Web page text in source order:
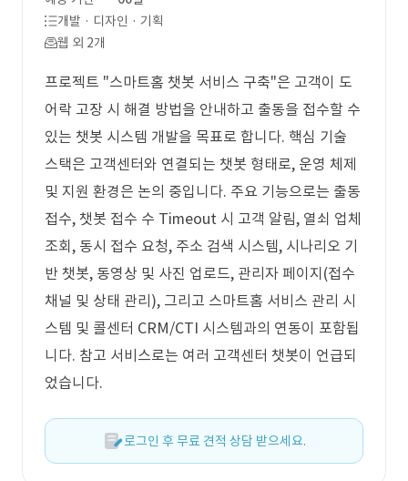
개발 · 디자인 · 기획
웹 외 2개
프로젝트 "스마트홈 챗봇 서비스 구축"은 고객이 도
어락 고장 시 해결 방법을 안내하고 출동을 접수할 수
있는 챗봇 시스템 개발을 목표로 합니다. 핵심 기술
스택은 고객센터와 연결되는 챗봇 형태로, 운영 체제
및 지원 환경은 논의 중입니다. 주요 기능으로는 출동
접수, 챗봇 접수 수 Timeout 시 고객 알림, 열쇠 업체
조회, 동시 접수 요청, 주소 검색 시스템, 시나리오 기
반 챗봇, 동영상 및 사진 업로드, 관리자 페이지(접수
채널 및 상태 관리), 그리고 스마트홈 서비스 관리 시
스템 및 콜센터 CRM/CTI 시스템과의 연동이 포함됩
니다. 참고 서비스로는 여러 고객센터 챗봇이 언급되
었습니다.
로그인 후 무료 견적 상담 받으세요.